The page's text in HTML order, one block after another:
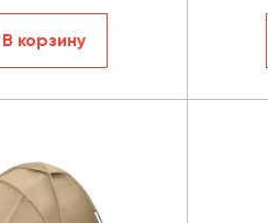
В корзину